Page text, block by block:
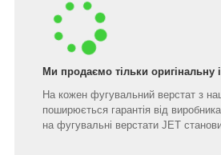
Ми продаємо тільки оригінальну
На кожен фугувальний верстат з
поширюється гарантія від
на фугувальні верстати JET